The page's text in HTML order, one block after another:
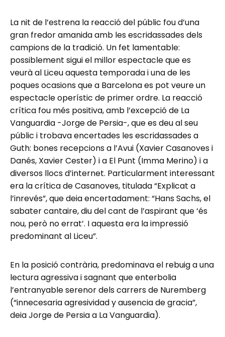
La nit de l’estrena la reacció del públic fou d’una
gran fredor amanida amb les escridassades dels
campions de la tradició. Un fet lamentable:
possiblement sigui el millor espectacle que es
veurà al Liceu aquesta temporada i una de les
poques ocasions que a Barcelona es pot veure un
espectacle operístic de primer ordre. La reacció
crítica fou més positiva, amb l’excepció de La
Vanguardia -Jorge de Persia-, que es deu al seu
públic i trobava encertades les escridassades a
Guth: bones recepcions a l’Avui (Xavier Casanoves i
Danés, Xavier Cester) i a El Punt (Imma Merino) i a
diversos llocs d’internet. Particularment interessant
era la crítica de Casanoves, titulada “Explicat a
l’inrevés”, que deia encertadament: “Hans Sachs, el
sabater cantaire, diu del cant de l’aspirant que ‘és
nou, però no errat’. I aquesta era la impressió
predominant al Liceu”.
En la posició contrària, predominava el rebuig a una
lectura agressiva i sagnant que enterbolia
l’entranyable serenor dels carrers de Nuremberg
(“innecesaria agresividad y ausencia de gracia”,
deia Jorge de Persia a La Vanguardia).